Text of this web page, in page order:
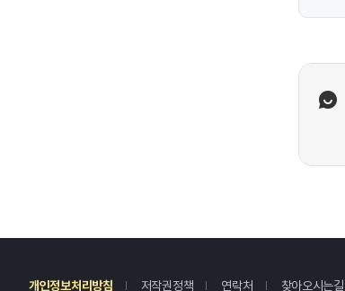
개인정보처리방침 저작권정책 연락처 찾아오시는길